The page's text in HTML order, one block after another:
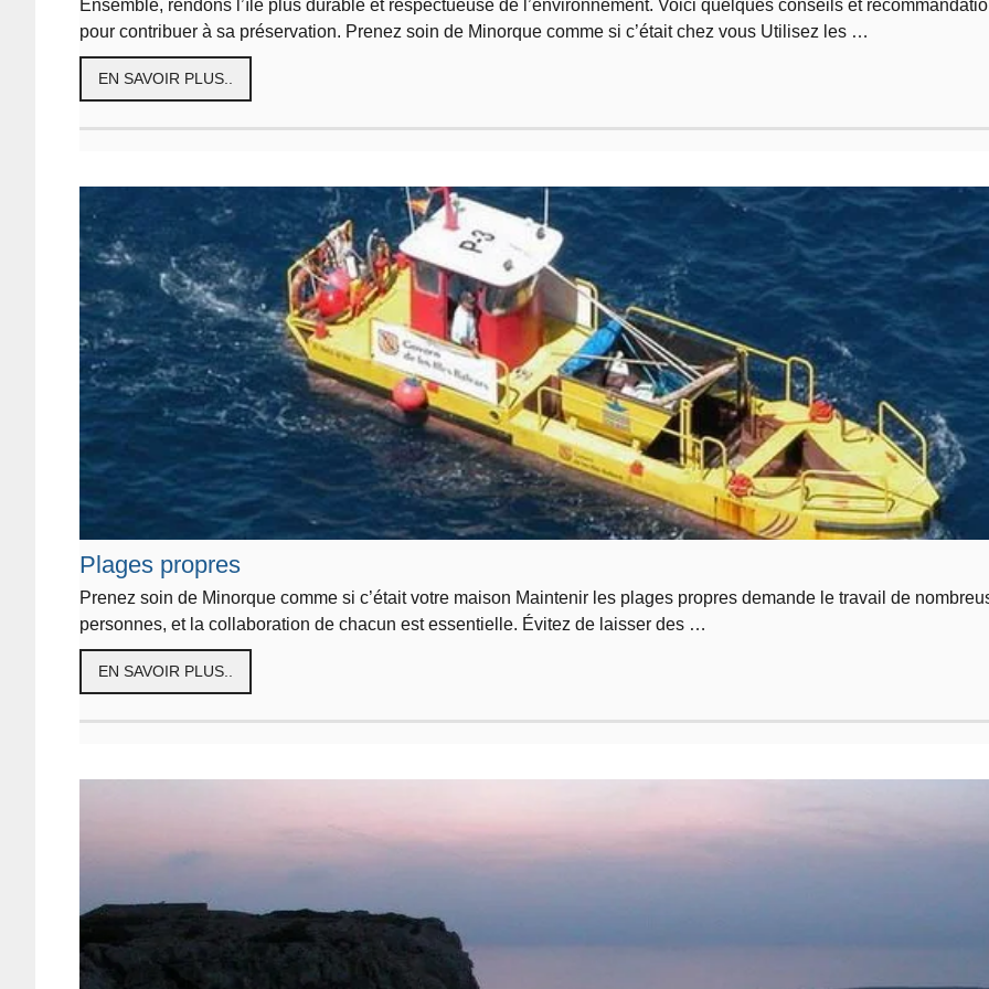
Ensemble, rendons l’île plus durable et respectueuse de l’environnement. Voici quelques conseils et
pour contribuer à sa préservation. Prenez soin de Minorque comme si c’était chez vous Utilisez les …
EN SAVOIR PLUS..
Plages propres
Prenez soin de Minorque comme si c’était votre maison Maintenir les plages propres demande le travail de
personnes, et la collaboration de chacun est essentielle. Évitez de laisser des …
EN SAVOIR PLUS..